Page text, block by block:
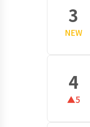
3
NEW
4
▲5